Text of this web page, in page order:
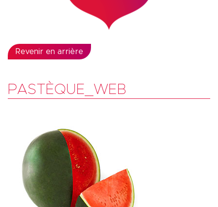
Revenir en arrière
PASTÈQUE_WEB